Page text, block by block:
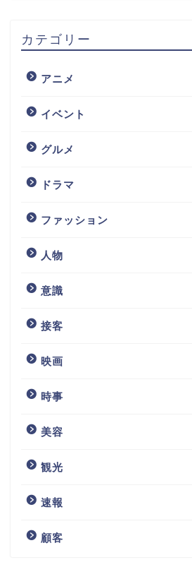
カテゴリー
アニメ
イベント
グルメ
ドラマ
ファッション
人物
意識
接客
映画
時事
美容
観光
速報
顧客